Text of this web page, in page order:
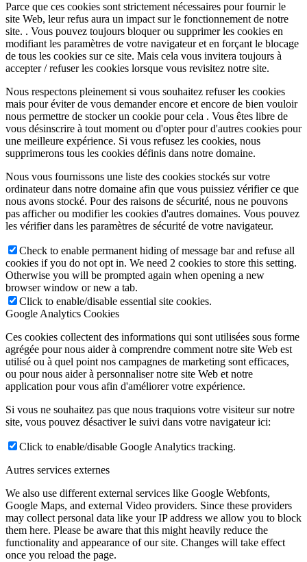
Parce que ces cookies sont strictement nécessaires pour fournir le
site Web, leur refus aura un impact sur le fonctionnement de notre
site. . Vous pouvez toujours bloquer ou supprimer les cookies en
modifiant les paramètres de votre navigateur et en forçant le blocage
de tous les cookies sur ce site. Mais cela vous invitera toujours à
accepter / refuser les cookies lorsque vous revisitez notre site.
Nous respectons pleinement si vous souhaitez refuser les cookies
mais pour éviter de vous demander encore et encore de bien vouloir
nous permettre de stocker un cookie pour cela . Vous êtes libre de
vous désinscrire à tout moment ou d'opter pour d'autres cookies pour
une meilleure expérience. Si vous refusez les cookies, nous
supprimerons tous les cookies définis dans notre domaine.
Nous vous fournissons une liste des cookies stockés sur votre
ordinateur dans notre domaine afin que vous puissiez vérifier ce que
nous avons stocké. Pour des raisons de sécurité, nous ne pouvons
pas afficher ou modifier les cookies d'autres domaines. Vous pouvez
les vérifier dans les paramètres de sécurité de votre navigateur.
Check to enable permanent hiding of message bar and refuse all
cookies if you do not opt in. We need 2 cookies to store this setting.
Otherwise you will be prompted again when opening a new
browser window or new a tab.
Click to enable/disable essential site cookies.
Google Analytics Cookies
Ces cookies collectent des informations qui sont utilisées sous forme
agrégée pour nous aider à comprendre comment notre site Web est
utilisé ou à quel point nos campagnes de marketing sont efficaces,
ou pour nous aider à personnaliser notre site Web et notre
application pour vous afin d'améliorer votre expérience.
Si vous ne souhaitez pas que nous traquions votre visiteur sur notre
site, vous pouvez désactiver le suivi dans votre navigateur ici:
Click to enable/disable Google Analytics tracking.
Autres services externes
We also use different external services like Google Webfonts,
Google Maps, and external Video providers. Since these providers
may collect personal data like your IP address we allow you to block
them here. Please be aware that this might heavily reduce the
functionality and appearance of our site. Changes will take effect
once you reload the page.